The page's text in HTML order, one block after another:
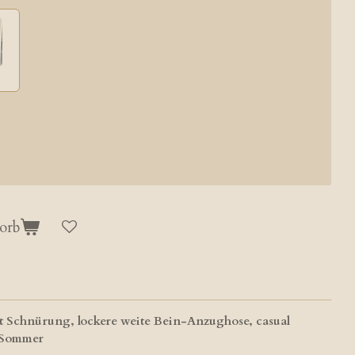
Schnürung, lockere weite Bein-Anzughose, casual